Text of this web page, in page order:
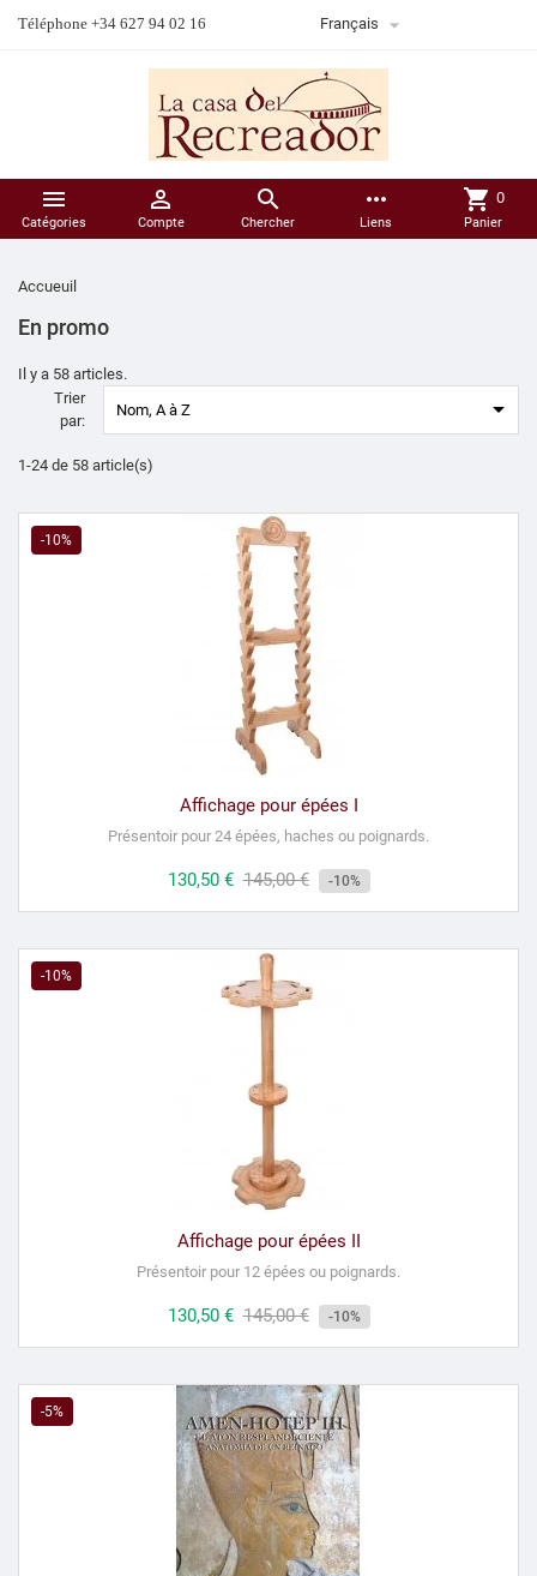
Téléphone +34 627 94 02 16 Français 

Catégories

Compte

Chercher
more_horiz
Liens
shopping_cart 0
Panier
Accueuil
En promo
Il y a 58 articles.
Trier
par:
Nom, A à Z 
1-24 de 58 article(s)
-10%
Affichage pour épées I
Présentoir pour 24 épées, haches ou poignards.
Prix
130,50 € Prix
145,00 € -10%
-10%
Affichage pour épées II
Présentoir pour 12 épées ou poignards.
Prix
130,50 € Prix
145,00 € -10%
-5%